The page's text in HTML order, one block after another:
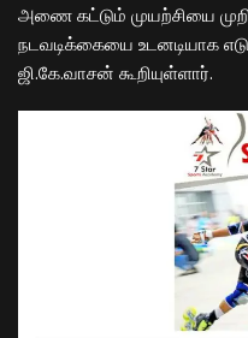
அணை கட்டும் முயற்சியை
நடவடிக்கையை உடனடியாக
ஜி.கே.வாசன் கூறியுள்ளார்.